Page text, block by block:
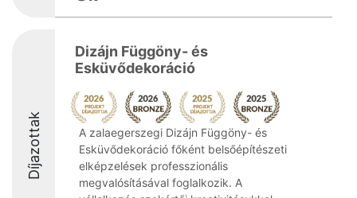
Díjazottak
Dizájn Függöny- és
Esküvődekoráció
A zalaegerszegi Dizájn Függöny- és
Esküvődekoráció főként belsőépítészeti
elképzelések professzionális
megvalósításával foglalkozik. A